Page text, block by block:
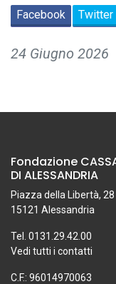
Facebook Twitter
24 Giugno 2026
Fondazione
DI ALESSANDRIA
Piazza della Libertà, 28
15121 Alessandria
Tel. 0131.29.42.00
Vedi tutti i contatti
C.F.: 96014970063